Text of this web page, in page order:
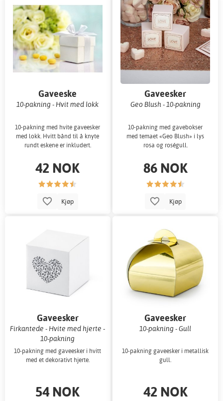
Gaveeske
10-pakning - Hvit med lokk
10-pakning med hvite gaveesker
med lokk. Hvitt bånd til å knyte
rundt eskene er inkludert.
42 NOK
Kjøp
Gaveesker
Geo Blush - 10-pakning
10-pakning med gavebokser
med temaet «Geo Blush» i lys
rosa og roségull.
86 NOK
Kjøp
Gaveesker
Firkantede - Hvite med hjerte -
10-pakning
10-pakning med gaveesker i hvitt
med et dekorativt hjerte.
54 NOK
Gaveesker
10-pakning - Gull
10-pakning gaveesker i metallisk
gull.
42 NOK